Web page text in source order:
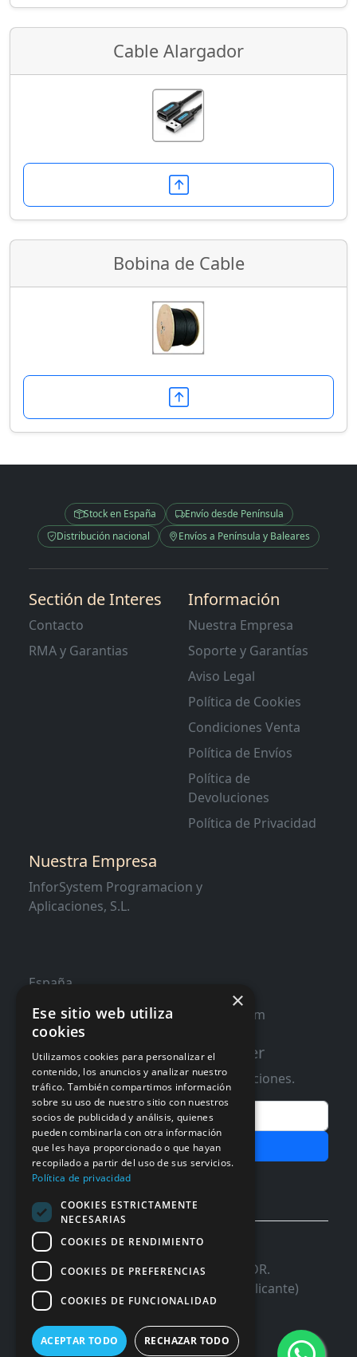
Cable Alargador
Bobina de Cable
Stock en España
Envío desde Península
Distribución nacional
Envíos a Península y Baleares
Sectión de Interes
Contacto
RMA y Garantias
Información
Nuestra Empresa
Soporte y Garantías
Aviso Legal
Política de Cookies
Condiciones Venta
Política de Envíos
Política de
Devoluciones
Política de Privacidad
Nuestra Empresa
InforSystem Programacion y
Aplicaciones, S.L.
España
contacto@distribucioninformatica.com
Suscribete a nuestro Newsletter
Te informaremos de ofertas y promociones.
Email
Subscribir
Aceptar Politica de
© 2026 InforSystem Programacion y
Aplicaciones, S.L. CIF: B54337985 | C/DR.
Marañon, 17 Local 5 | 03680 - ASPE (Alicante)
×
Ese sitio web utiliza
cookies
Utilizamos cookies para personalizar el
contenido, los anuncios y analizar nuestro
tráfico. También compartimos información
sobre su uso de nuestro sitio con nuestros
socios de publicidad y análisis, quienes
pueden combinarla con otra información
que les haya proporcionado o que hayan
recopilado a partir del uso de sus servicios.
Política de privacidad
COOKIES ESTRICTAMENTE
NECESARIAS
COOKIES DE RENDIMIENTO
COOKIES DE PREFERENCIAS
COOKIES DE FUNCIONALIDAD
ACEPTAR TODO RECHAZAR TODO